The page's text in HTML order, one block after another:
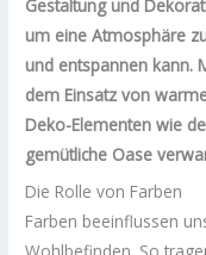
Gestaltung und
um eine Atmosphäre
und entspannen kann.
dem Einsatz von
Deko-Elementen wie
gemütliche Oase
Die Rolle von Farben
Farben beeinflussen